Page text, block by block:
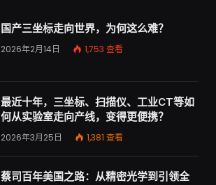
国产三坐标走向世界，为何这么难？
2026年2月14日 1,753 查看
最近十年，三坐标、扫描仪、工业CT等如
何从实验室走向产线，变得更便携？
2026年3月25日 1,381 查看
蔡司百年美国之路：从精密光学到引领全